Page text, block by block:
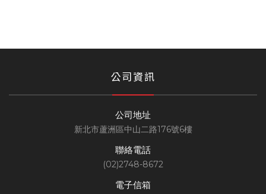
公司資訊
公司地址
新北市蘆洲區中山二路176號6樓
聯絡電話
(02)2748-8672
電子信箱